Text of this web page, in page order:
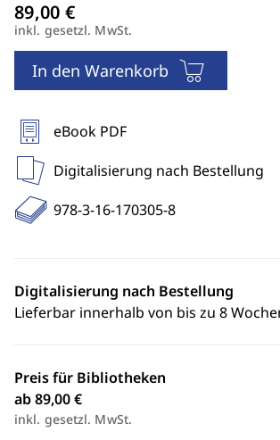
inkl. gesetzl. MwSt.
In den Warenkorb
eBook PDF
Digitalisierung nach Bestellung
978-3-16-170305-8
Digitalisierung nach Bestellung
Lieferbar innerhalb von bis zu 8
Preis für Bibliotheken
ab 89,00 €
inkl. gesetzl. MwSt.